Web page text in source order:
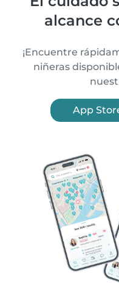
alcance
¡Encuentre
niñeras
App